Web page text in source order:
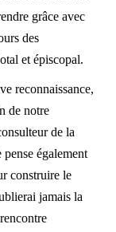
grâce avec
des
et épiscopal.
reconnaissance,
de notre
de la
pense également
construire le
jamais la